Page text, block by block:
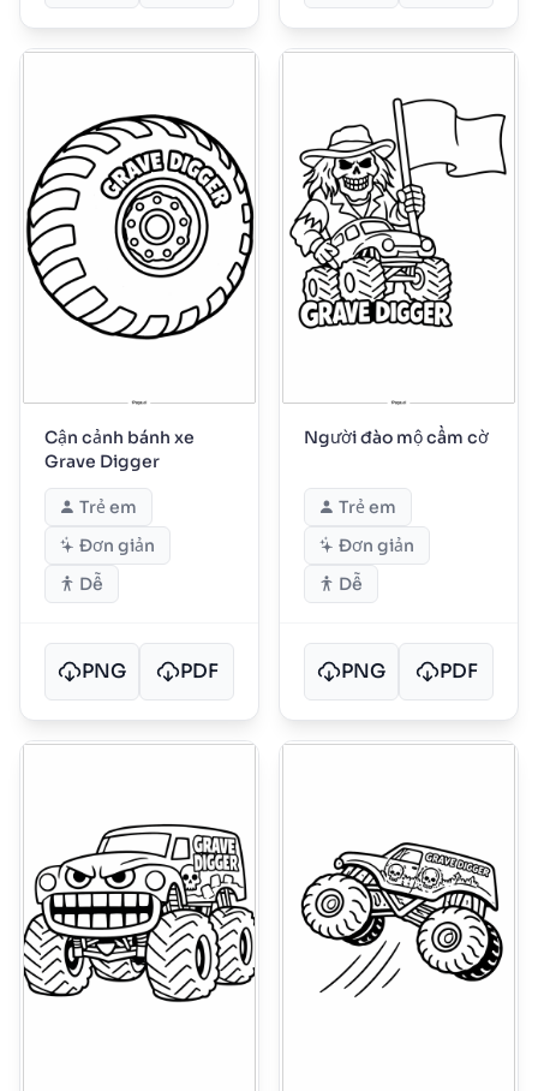
Cận cảnh bánh xe
Grave Digger
Trẻ em
Đơn giản
Dễ
PNG PDF
Người đào mộ cầm cờ
Trẻ em
Đơn giản
Dễ
PNG PDF